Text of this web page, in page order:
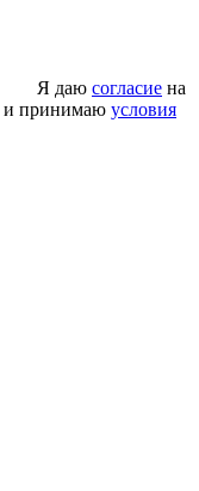
Я даю согласие на
и принимаю условия